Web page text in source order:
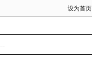
设为首页